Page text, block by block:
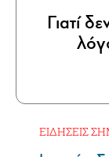
Γιατί
ΕΙΔΗΣΕΙΣ